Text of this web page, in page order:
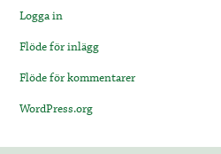
Logga in
Flöde för inlägg
Flöde för kommentarer
WordPress.org